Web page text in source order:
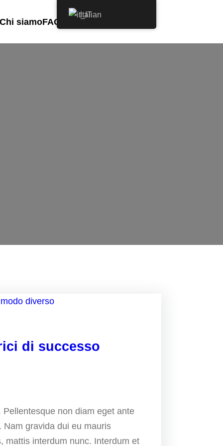
Chi siamoFAQ Contatto
di successo
non diam eget ante
gravida dui eu mauris
mattis interdum nunc. Interdum et
Italian